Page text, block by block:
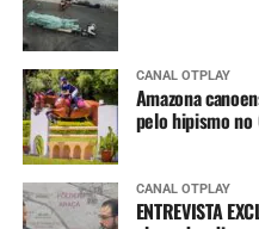
CANAL OTPLAY
Amazona
pelo hipismo no
CANAL OTPLAY
ENTREVISTA